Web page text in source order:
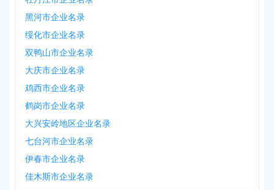
黑河市企业名录
绥化市企业名录
双鸭山市企业名录
大庆市企业名录
鸡西市企业名录
鹤岗市企业名录
大兴安岭地区企业名录
七台河市企业名录
伊春市企业名录
佳木斯市企业名录